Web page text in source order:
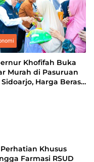
Khofifah Buka
Murah di Pasuruan
Harga Beras
Khusus
Farmasi RSUD